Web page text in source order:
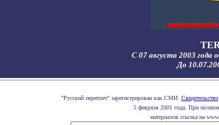
С 07 августа 2003 года
До
"Русский переплет" зарегистрирован как СМИ. Свидетельство
5 февраля 2001 года. При
материалов ссылка на